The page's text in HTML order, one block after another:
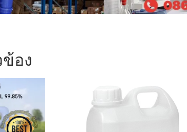
อง